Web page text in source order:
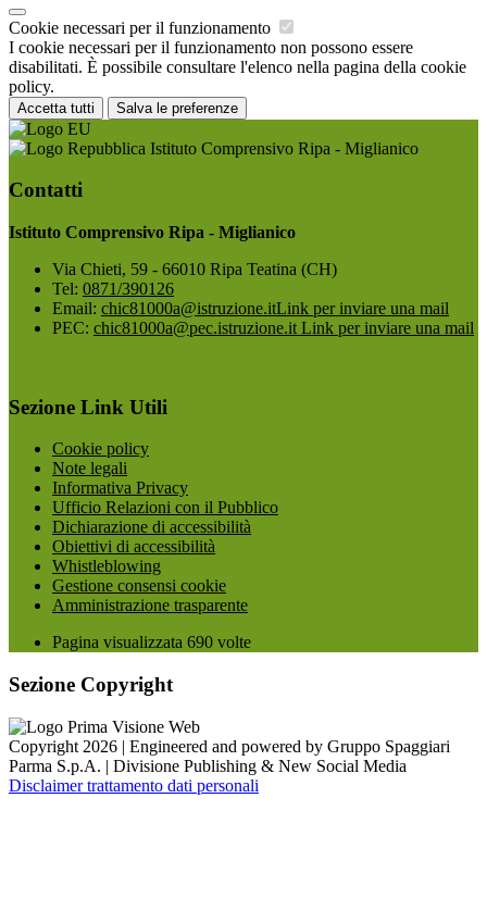
Cookie necessari per il funzionamento
I cookie necessari per il funzionamento non possono essere
disabilitati. È possibile consultare l'elenco nella pagina della cookie
policy.
Accetta tutti Salva le preferenze
Istituto Comprensivo Ripa - Miglianico
Contatti
Istituto Comprensivo Ripa - Miglianico
Via Chieti, 59 - 66010 Ripa Teatina (CH)
Tel: 0871/390126
Email: chic81000a@istruzione.itLink per inviare una mail
PEC: chic81000a@pec.istruzione.it Link per inviare una mail
Sezione Link Utili
Cookie policy
Note legali
Informativa Privacy
Ufficio Relazioni con il Pubblico
Dichiarazione di accessibilità
Obiettivi di accessibilità
Whistleblowing
Gestione consensi cookie
Amministrazione trasparente
Pagina visualizzata 690 volte
Sezione Copyright
Copyright 2026 | Engineered and powered by Gruppo Spaggiari
Parma S.p.A. | Divisione Publishing & New Social Media
Disclaimer trattamento dati personali